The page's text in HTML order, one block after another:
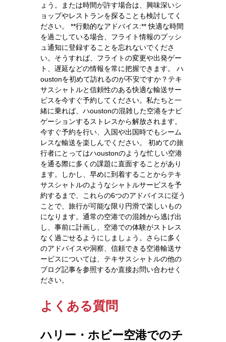
ょう。または時間が許す場合は、興味深いシ
ョップやレストランを探ることも検討してく
ださい。 **行動的なアドバイス:** 快適な時間
を過ごしている場合、フライト情報のプッシ
ュ通知に登録することを忘れないでくださ
い。そうすれば、フライトの変更や出発ゲー
ト、遅延などの情報を常に把握できます。 ハ
oustonを初めて訪れるのが不安ですか？テキ
サスシャトルと信頼性のある快適な輸送サー
ビスを今すぐ予約してください。私たちと一
緒に乗れば、ハoustonの混雑した空港をナビ
ゲーションするストレスから解放されます。
今すぐ予約を行い、入国や出国時でもシーム
レスな輸送を楽しんでください。 初めての旅
行者にとってはハoustonのような忙しい空港
を通る際に多くの課題に直面することがあり
ます。しかし、早めに到着することからテキ
サスシャトルのようなシャトルサービスを予
約するまで、これらの6つのアドバイスに従う
ことで、旅行が可能な限り円滑で楽しいもの
になります。通常の空港での混雑から逃げ出
し、事前に計画し、空港での体験がストレス
なく過ごせるようにしましょう。さらに多く
のアドバイスや洞察、信頼できる空港輸送サ
ービスについては、テキサスシャトルの他の
ブログ記事を参照するか直接お問い合わせく
ださい。
よくある質問
ハリー・ホビー空港でのチ